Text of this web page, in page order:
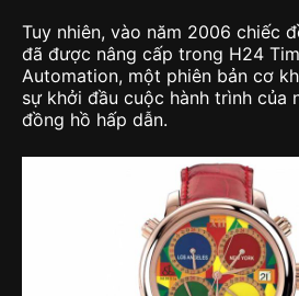
Tuy nhiên, vào năm 2006 chiếc
đã được nâng cấp trong H24
Automation, một phiên bản cơ
sự khởi đầu cuộc hành trình của
đồng hồ hấp dẫn.